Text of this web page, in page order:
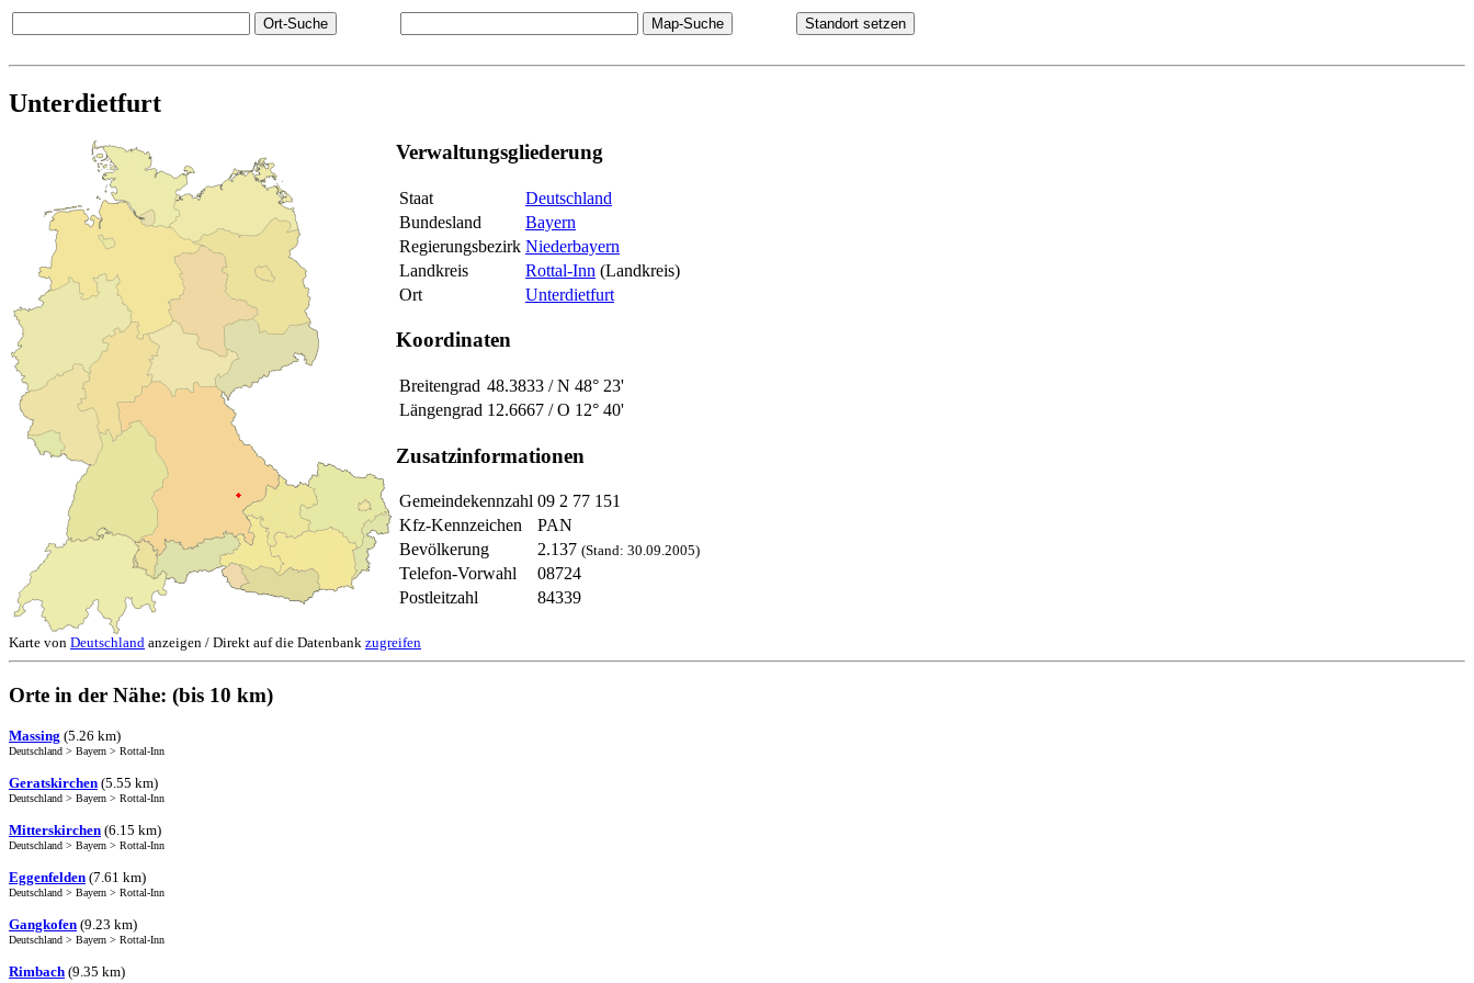
Unterdietfurt
Verwaltungsgliederung
Staat
Deutschland
Bundesland
Bayern
Regierungsbezirk Niederbayern
Landkreis
Rottal-Inn (Landkreis)
Ort
Unterdietfurt
Koordinaten
Breitengrad 48.3833 / N 48° 23'
Längengrad 12.6667 / O 12° 40'
Zusatzinformationen
Gemeindekennzahl 09 2 77 151
Kfz-Kennzeichen
PAN
Bevölkerung
2.137 (Stand: 30.09.2005)
Telefon-Vorwahl
08724
Postleitzahl
84339
Karte von Deutschland anzeigen / Direkt auf die Datenbank zugreifen
Orte in der Nähe: (bis 10 km)
Massing (5.26 km)
Deutschland > Bayern > Rottal-Inn
Geratskirchen (5.55 km)
Deutschland > Bayern > Rottal-Inn
Mitterskirchen (6.15 km)
Deutschland > Bayern > Rottal-Inn
Eggenfelden (7.61 km)
Deutschland > Bayern > Rottal-Inn
Gangkofen (9.23 km)
Deutschland > Bayern > Rottal-Inn
Rimbach (9.35 km)